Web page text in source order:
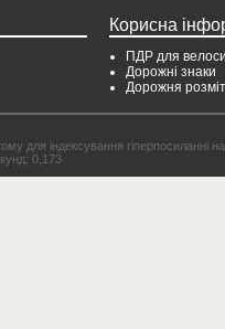
Корисна
ПДР для
Дорожні знаки
Дорожня
для індексування гіперпосиланні
0,173